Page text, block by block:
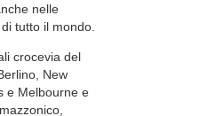
nelle
tutto il mondo.
crocevia del
New
e Melbourne e